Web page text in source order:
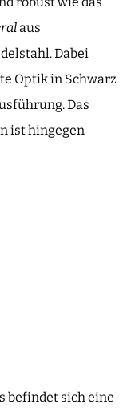
aus
Dabei
Optik in Schwarz
Das
ist hingegen
befindet sich eine